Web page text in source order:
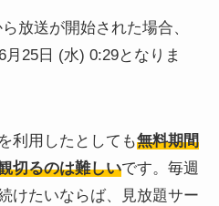
放送が開始された場合、
25日 (水) 0:29となりま
利用したとしても無料期間
切るのは難しいです。毎週
けたいならば、見放題サー